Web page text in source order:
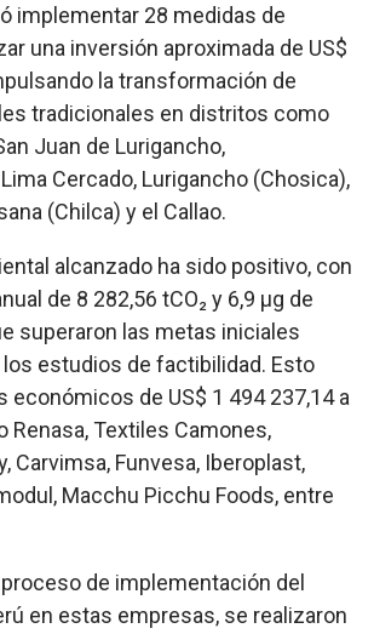
implementar 28 medidas de
una inversión aproximada de US$
la transformación de
tradicionales en distritos como
Juan de Lurigancho,
Cercado, Lurigancho (Chosica),
(Chilca) y el Callao.
alcanzado ha sido positivo, con
de 8 282,56 tCO₂ y 6,9 µg de
superaron las metas iniciales
estudios de factibilidad. Esto
económicos de US$ 1 494 237,14 a
Renasa, Textiles Camones,
Carvimsa, Funvesa, Iberoplast,
Macchu Picchu Foods, entre
de implementación del
en estas empresas, se realizaron